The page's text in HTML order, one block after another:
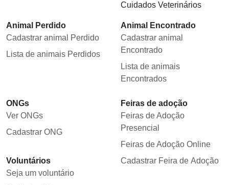
Cuidados Veterinários
Animal Perdido
Cadastrar animal Perdido
Lista de animais Perdidos
Animal Encontrado
Cadastrar animal
Encontrado
Lista de animais
Encontrados
ONGs
Ver ONGs
Cadastrar ONG
Voluntários
Seja um voluntário
Feiras de adoção
Feiras de Adoção
Presencial
Feiras de Adoção Online
Cadastrar Feira de Adoção